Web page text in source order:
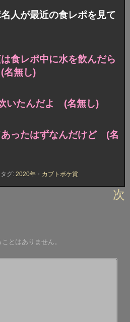
人が最近の食レポを見て
食レポ中に水を飲んだら
無し)
いたんだよ (名無し)
ったはずなんだけど (名
タグ: 2020年 ・ カブトボケ賞
次
とはありません。